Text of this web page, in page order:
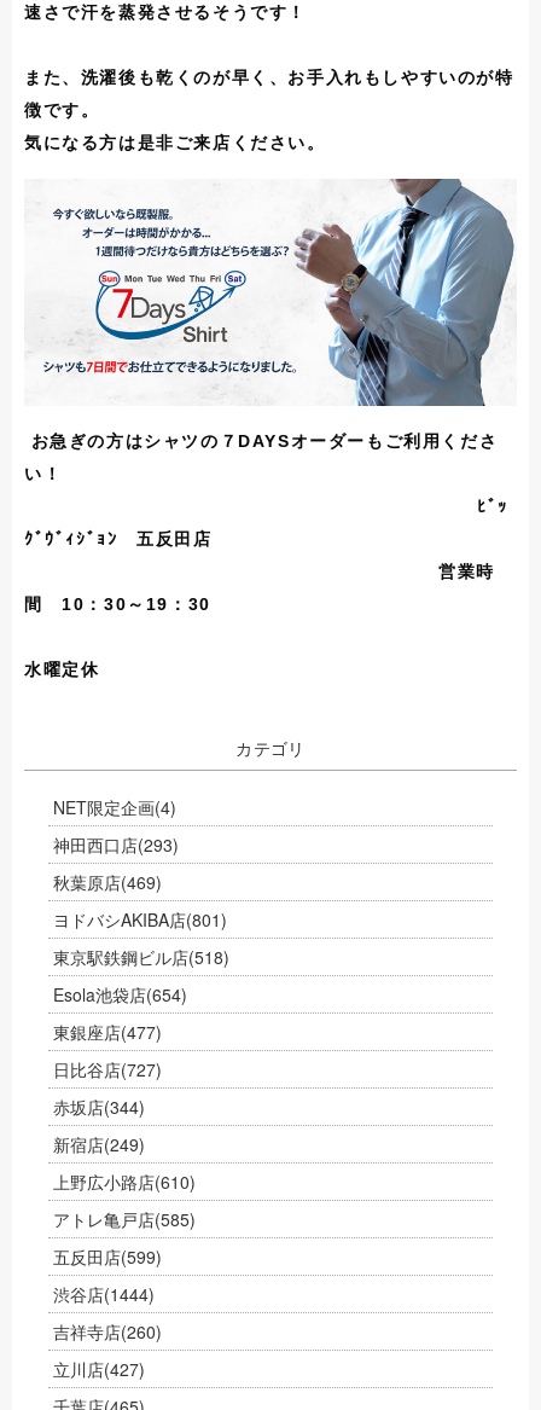
速さで汗を蒸発させるそうです！
また、洗濯後も乾くのが早く、お手入れもしやすいのが特
徴です。
気になる方は是非ご来店ください。
お急ぎの方はシャツの７DAYSオーダーもご利用くださ
い！
ﾋﾞｯ
ｸﾞｳﾞｨｼﾞｮﾝ 五反田店
営業時
間 10：30～19：30
水曜定休
カテゴリ
NET限定企画(4)
神田西口店(293)
秋葉原店(469)
ヨドバシAKIBA店(801)
東京駅鉄鋼ビル店(518)
Esola池袋店(654)
東銀座店(477)
日比谷店(727)
赤坂店(344)
新宿店(249)
上野広小路店(610)
アトレ亀戸店(585)
五反田店(599)
渋谷店(1444)
吉祥寺店(260)
立川店(427)